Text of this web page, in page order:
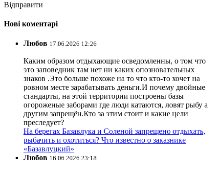
Відправити
Нові коментарі
Любов 17.06.2026 12:26
Каким образом отдыхающие осведомленны, о том что
это заповедник там нет ни каких опозновательных
знаков .Это больше похоже на то что кто-то хочет на
ровном месте зарабатывать деньги.И почему двойные
стандарты, на этой территории построены базы
огороженые заборами где люди катаются, ловят рыбу а
другим запрещён.Кто за этим стоит и какие цели
преследует?
На берегах Базавлука и Соленой запрещено отдыхать,
рыбачить и охотиться? Что известно о заказнике
«Базавлуцкий»
Любов 16.06.2026 23:18